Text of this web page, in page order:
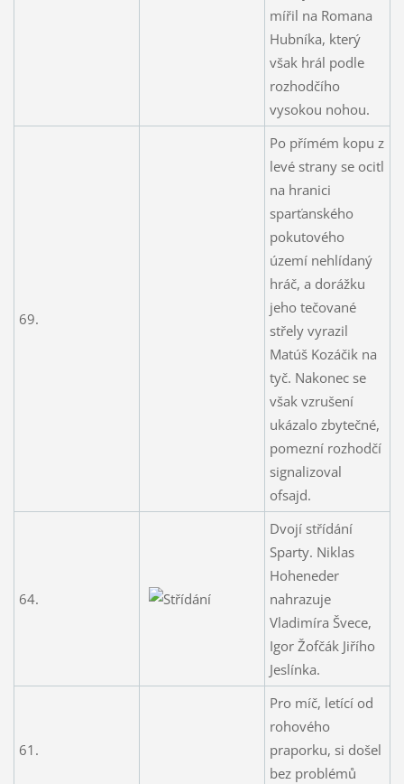
mířil na Romana
Hubníka, který
však hrál podle
rozhodčího
vysokou nohou.
69.
Po přímém kopu z
levé strany se ocitl
na hranici
sparťanského
pokutového
území nehlídaný
hráč, a dorážku
jeho tečované
střely vyrazil
Matúš Kozáčik na
tyč. Nakonec se
však vzrušení
ukázalo zbytečné,
pomezní rozhodčí
signalizoval
ofsajd.
64.
Dvojí střídání
Sparty. Niklas
Hoheneder
nahrazuje
Vladimíra Švece,
Igor Žofčák Jiřího
Jeslínka.
61.
Pro míč, letící od
rohového
praporku, si došel
bez problémů